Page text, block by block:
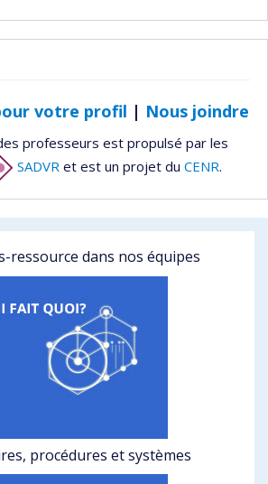
votre profil | Nous joindre
professeurs est propulsé par les
SADVR et est un projet du CENR.
ressource dans nos équipes
procédures et systèmes